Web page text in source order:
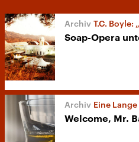
T.C. Boyle:
Soap-Opera
Eine
Welcome, Mr.